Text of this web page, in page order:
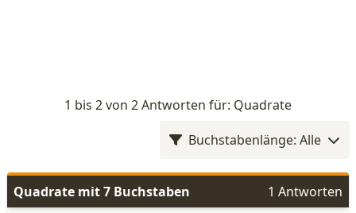
1 bis 2 von 2 Antworten für: Quadrate
Buchstabenlänge: Alle
Quadrate mit 7 Buchstaben
1 Antworten